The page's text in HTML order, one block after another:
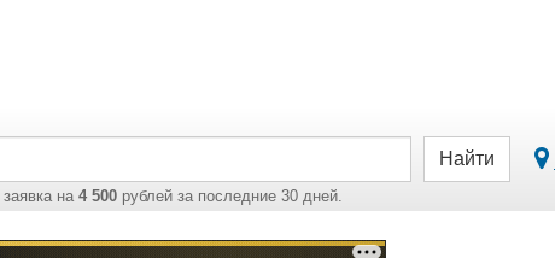
заявка на 4 500 рублей за последние 30 дней.
Найти